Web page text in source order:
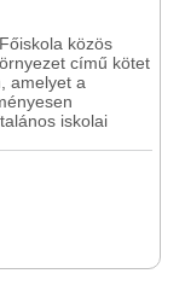
közös
című kötet
amelyet a
iskolai